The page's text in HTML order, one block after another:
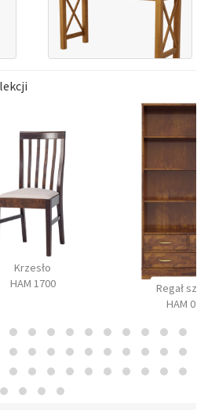
Krzesło
HAM 1700
Regał
HAM